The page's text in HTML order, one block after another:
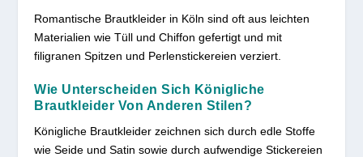
Romantische Brautkleider in Köln sind oft aus leichten
Materialien wie Tüll und Chiffon gefertigt und mit
filigranen Spitzen und Perlenstickereien verziert.
Wie Unterscheiden Sich Königliche
Brautkleider Von Anderen Stilen?
Königliche Brautkleider zeichnen sich durch edle Stoffe
wie Seide und Satin sowie durch aufwendige Stickereien